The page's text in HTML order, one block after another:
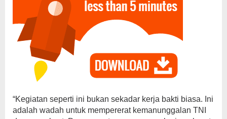
“Kegiatan seperti ini bukan sekadar kerja bakti biasa. Ini
adalah wadah untuk mempererat kemanunggalan TNI